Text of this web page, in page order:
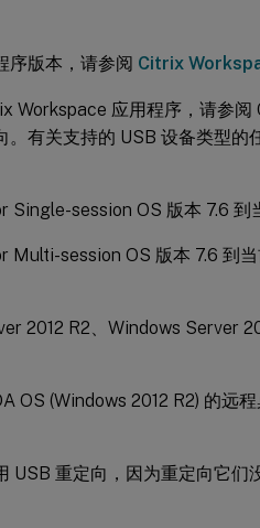
序版本，请参阅 Citrix
Workspace 应用程序，请参
。有关支持的 USB 设备类型的
session OS 版本 7.6 到
Multi-session OS 版本 7.6 到
2012 R2、Windows Server
OS (Windows 2012 R2) 的远
USB 重定向，因为重定向它们